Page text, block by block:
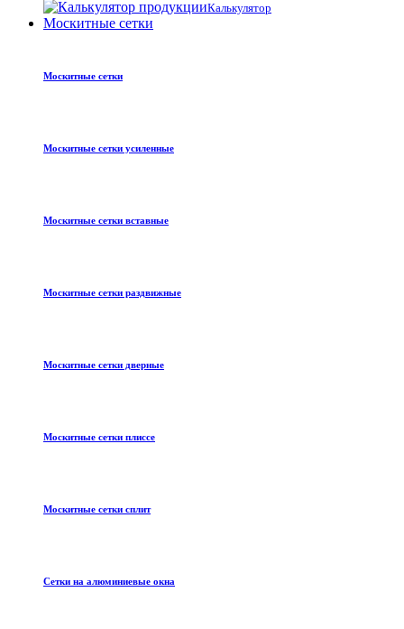
Калькулятор
Москитные сетки
Москитные сетки
Москитные сетки усиленные
Москитные сетки вставные
Москитные сетки раздвижные
Москитные сетки дверные
Москитные сетки плиссе
Москитные сетки сплит
Сетки на алюминиевые окна